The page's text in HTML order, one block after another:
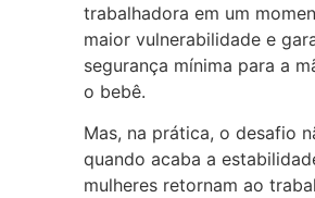
trabalhadora em um
maior vulnerabilidade e
segurança mínima para a
o bebê.
Mas, na prática, o desafio
quando acaba a
mulheres retornam ao